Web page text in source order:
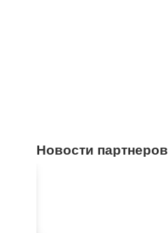
Новости партнеров